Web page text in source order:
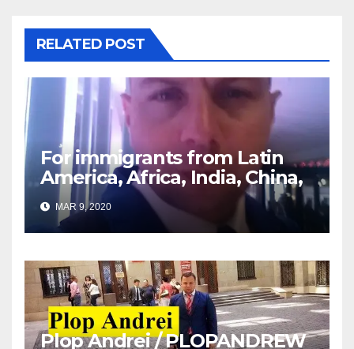
RELATED POST
For immigrants from Latin
America, Africa, India, China,
etc. you must read this
article
MAR 9, 2020
Plop Andrei / PLOPANDREW